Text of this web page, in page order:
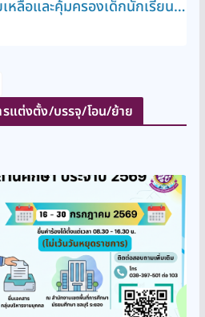
ลือและคุ้มครองเด็กนักเรียนให้
ย่างเท่าเทียมและมีคุณภาพ
แต่งตั้ง/บรรจุ/โอน/ย้าย